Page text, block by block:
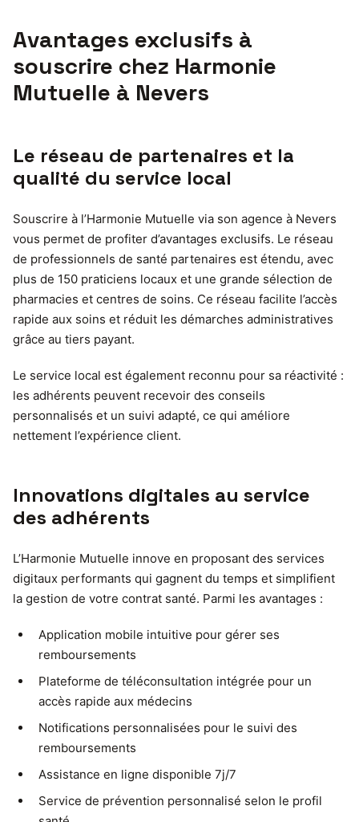
Avantages exclusifs à
souscrire chez Harmonie
Mutuelle à Nevers
Le réseau de partenaires et la
qualité du service local
Souscrire à l’Harmonie Mutuelle via son agence à Nevers
vous permet de profiter d’avantages exclusifs. Le réseau
de professionnels de santé partenaires est étendu, avec
plus de 150 praticiens locaux et une grande sélection de
pharmacies et centres de soins. Ce réseau facilite l’accès
rapide aux soins et réduit les démarches administratives
grâce au tiers payant.
Le service local est également reconnu pour sa réactivité :
les adhérents peuvent recevoir des conseils
personnalisés et un suivi adapté, ce qui améliore
nettement l’expérience client.
Innovations digitales au service
des adhérents
L’Harmonie Mutuelle innove en proposant des services
digitaux performants qui gagnent du temps et simplifient
la gestion de votre contrat santé. Parmi les avantages :
Application mobile intuitive pour gérer ses
remboursements
Plateforme de téléconsultation intégrée pour un
accès rapide aux médecins
Notifications personnalisées pour le suivi des
remboursements
Assistance en ligne disponible 7j/7
Service de prévention personnalisé selon le profil